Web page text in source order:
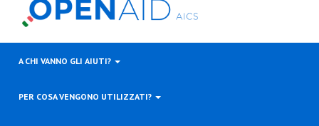
A CHI VANNO GLI AIUTI?
PER COSA VENGONO UTILIZZATI?